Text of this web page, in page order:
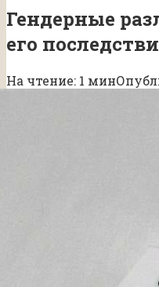
Гендерные
его
На чтение: 1 мин